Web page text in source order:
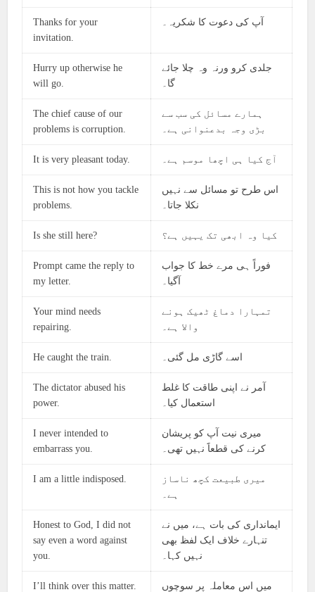
Thanks for your
invitation.
آپ کی دعوت کا شکریہ۔
Hurry up otherwise he
will go.
جلدی کرو ورنہ وہ چلا جائے
گا۔
The chief cause of our
problems is corruption.
ہمارے مسائل کی سب سے
بڑی وجہ بدعنوانی ہے۔
It is very pleasant today. آج کیا ہی اچھا موسم ہے۔
This is not how you tackle
problems.
اس طرح تو مسائل سے نہیں
نکلا جاتا۔
Is she still here? کیا وہ ابھی تک یہیں ہے؟
Prompt came the reply to
my letter.
فوراً ہی مرے خط کا جواب
آگیا۔
Your mind needs
repairing.
تمہارا دماغ ٹھیک ہونے
والا ہے۔
He caught the train. اسے گاڑی مل گئی۔
The dictator abused his
power.
آمر نے اپنی طاقت کا غلط
استعمال کیا۔
I never intended to
embarrass you.
میری نیت آپ کو پریشان
کرنے کی قطعاََ نہیں تھی۔
I am a little indisposed.
میری طبیعت کچھ ناساز
ہے۔
Honest to God, I did not
say even a word against
you.
ایمانداری کی بات ہے، میں نے
تنہارے خلاف ایک لفظ بھی
نہیں کہا۔
I’ll think over this matter.
میں اس معاملہ پر سوچوں